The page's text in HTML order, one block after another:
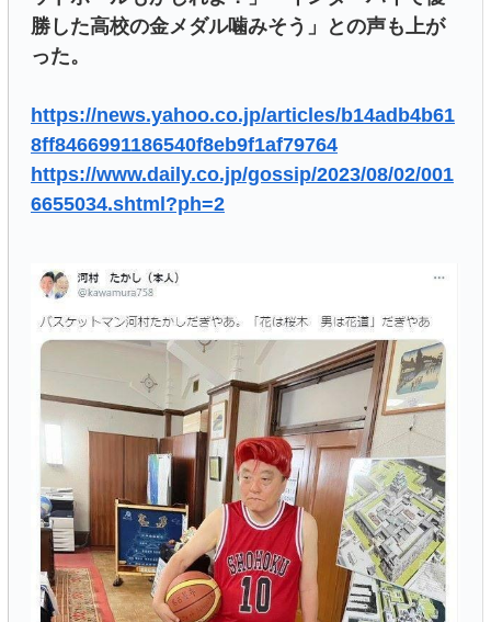
勝した高校の金メダル噛みそう」との声も上が
った。
https://news.yahoo.co.jp/articles/b14adb4b61
8ff8466991186540f8eb9f1af79764
https://www.daily.co.jp/gossip/2023/08/02/001
6655034.shtml?ph=2